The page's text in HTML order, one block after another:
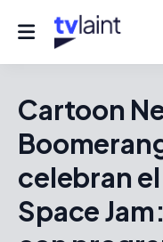
Cartoon
celebran
Space